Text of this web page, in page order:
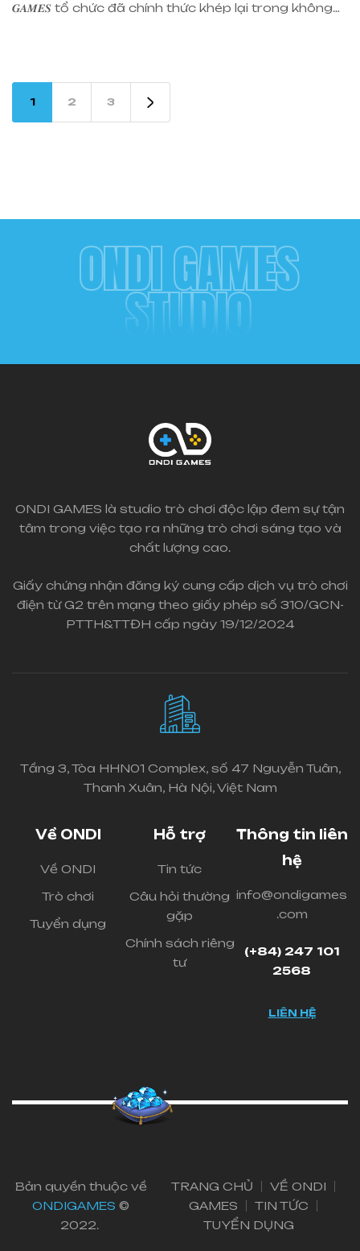
𝑮𝑨𝑴𝑬𝑺 tổ chức đã chính thức khép lại trong không
1 2 3
ONDI GAMES
STUDIO
ONDI GAMES là studio trò chơi độc lập đem sự tận
tâm trong việc tạo ra những trò chơi sáng tạo và
chất lượng cao.
Giấy chứng nhận đăng ký cung cấp dịch vụ trò chơi
điện từ G2 trên mạng theo giấy phép số 310/GCN-
PTTH&TTĐH cấp ngày 19/12/2024
Tầng 3, Tòa HHN01 Complex, số 47 Nguyễn Tuân,
Thanh Xuân, Hà Nội, Việt Nam
Về ONDI
Về ONDI
Trò chơi
Tuyển dụng
Hỗ trợ
Tin tức
Câu hỏi thường
gặp
Chính sách riêng
tư
Thông tin liên
hệ
info@ondigames
.com
(+84) 247 101
2568
LIÊN HỆ
Bản quyền thuộc về
ONDIGAMES ©
2022.
TRANG CHỦ
VỀ ONDI
GAMES
TIN TỨC
TUYỂN DỤNG